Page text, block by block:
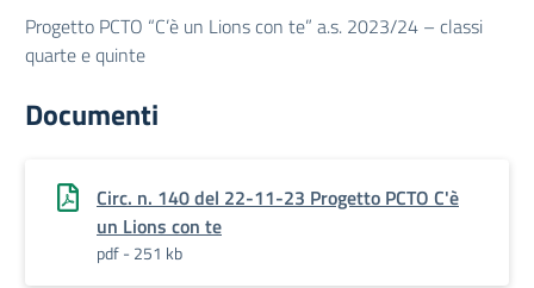
Progetto PCTO “C’è un Lions con te” a.s. 2023/24 – classi
quarte e quinte
Documenti
Circ. n. 140 del 22-11-23 Progetto PCTO C'è
un Lions con te
pdf - 251 kb